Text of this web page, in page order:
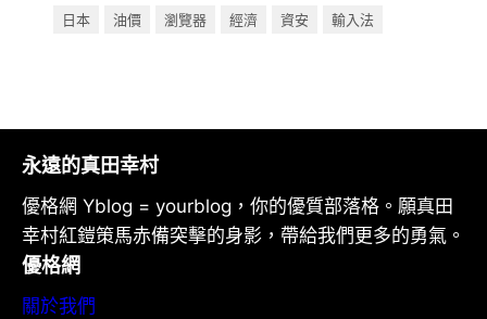
日本
油價 瀏覽器 經濟 資安 輸入法
永遠的真田幸村
優格網 Yblog = yourblog，你的優質部落格。願真田
幸村紅鎧策馬赤備突擊的身影，帶給我們更多的勇氣。
優格網
關於我們